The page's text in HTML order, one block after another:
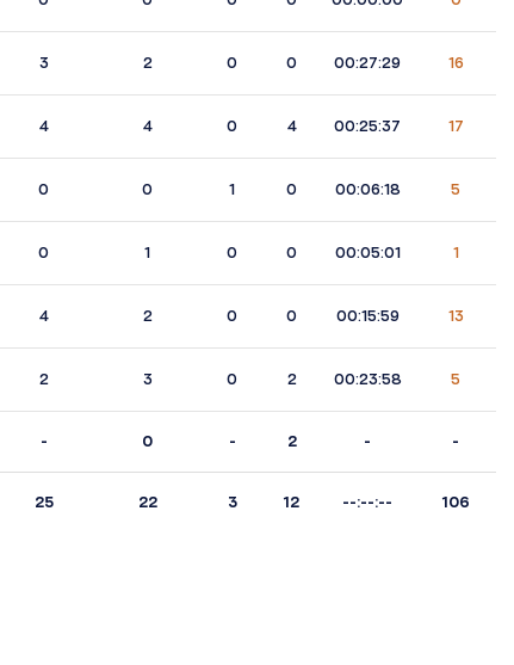
3 2 0 0 00:27:29 16
4 4 0 4 00:25:37 17
0 0 1 0 00:06:18 5
0 1 0 0 00:05:01 1
4 2 0 0 00:15:59 13
2 3 0 2 00:23:58 5
- 0 - 2 - -
25 22 3 12 --:--:-- 106